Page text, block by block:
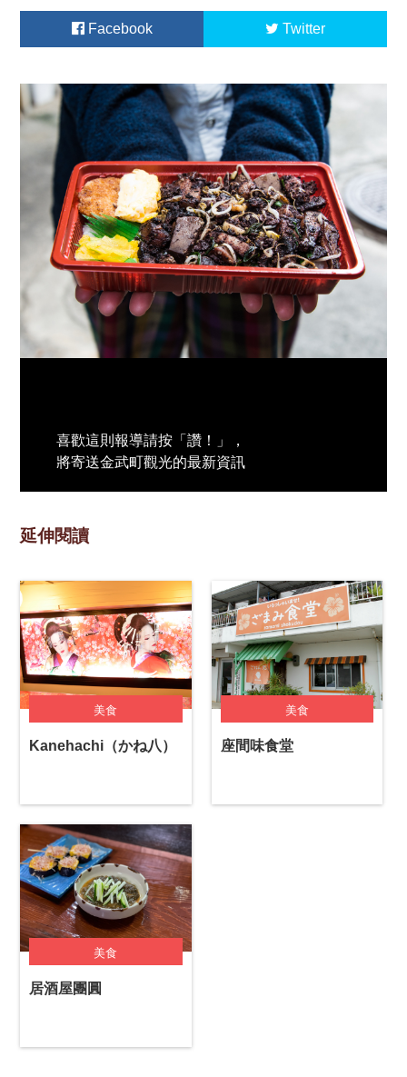
Facebook Twitter
喜歡這則報導請按「讚！」，
將寄送金武町觀光的最新資訊
延伸閱讀
美食
Kanehachi（かね八）
美食
座間味食堂
美食
居酒屋團圓